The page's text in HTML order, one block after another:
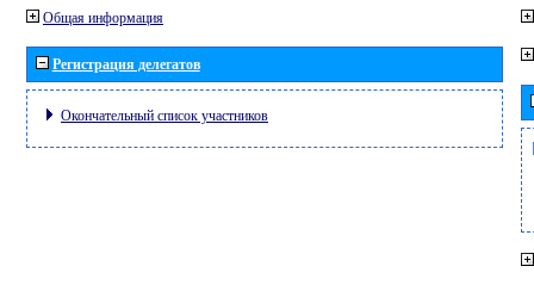
Общая информация
Регистрация делегатов
Окончательный список участников